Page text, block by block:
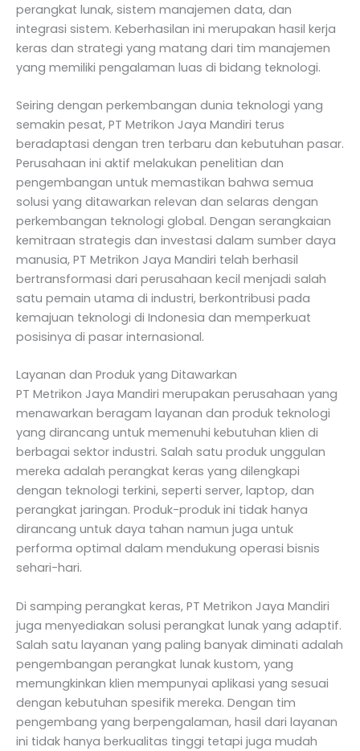
perangkat lunak, sistem manajemen data, dan
integrasi sistem. Keberhasilan ini merupakan hasil kerja
keras dan strategi yang matang dari tim manajemen
yang memiliki pengalaman luas di bidang teknologi.
Seiring dengan perkembangan dunia teknologi yang
semakin pesat, PT Metrikon Jaya Mandiri terus
beradaptasi dengan tren terbaru dan kebutuhan pasar.
Perusahaan ini aktif melakukan penelitian dan
pengembangan untuk memastikan bahwa semua
solusi yang ditawarkan relevan dan selaras dengan
perkembangan teknologi global. Dengan serangkaian
kemitraan strategis dan investasi dalam sumber daya
manusia, PT Metrikon Jaya Mandiri telah berhasil
bertransformasi dari perusahaan kecil menjadi salah
satu pemain utama di industri, berkontribusi pada
kemajuan teknologi di Indonesia dan memperkuat
posisinya di pasar internasional.
Layanan dan Produk yang Ditawarkan
PT Metrikon Jaya Mandiri merupakan perusahaan yang
menawarkan beragam layanan dan produk teknologi
yang dirancang untuk memenuhi kebutuhan klien di
berbagai sektor industri. Salah satu produk unggulan
mereka adalah perangkat keras yang dilengkapi
dengan teknologi terkini, seperti server, laptop, dan
perangkat jaringan. Produk-produk ini tidak hanya
dirancang untuk daya tahan namun juga untuk
performa optimal dalam mendukung operasi bisnis
sehari-hari.
Di samping perangkat keras, PT Metrikon Jaya Mandiri
juga menyediakan solusi perangkat lunak yang adaptif.
Salah satu layanan yang paling banyak diminati adalah
pengembangan perangkat lunak kustom, yang
memungkinkan klien mempunyai aplikasi yang sesuai
dengan kebutuhan spesifik mereka. Dengan tim
pengembang yang berpengalaman, hasil dari layanan
ini tidak hanya berkualitas tinggi tetapi juga mudah